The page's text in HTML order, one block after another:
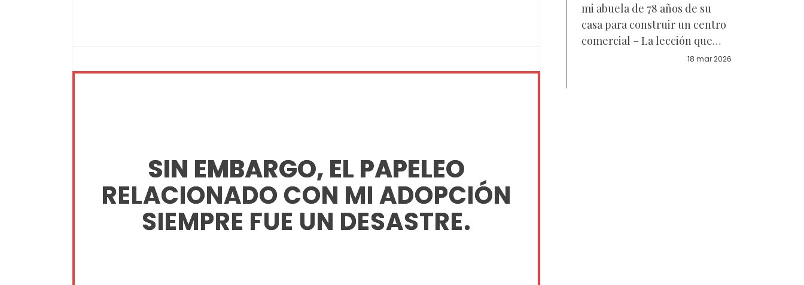
SIN EMBARGO, EL PAPELEO
RELACIONADO CON MI ADOPCIÓN
SIEMPRE FUE UN DESASTRE.
mi abuela de 78 años de su
casa para construir un centro
comercial – La lección que
18 mar 2026